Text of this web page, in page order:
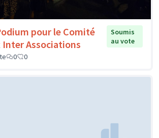
pour le Comité
Inter Associations
Soumis
au vote
0 0